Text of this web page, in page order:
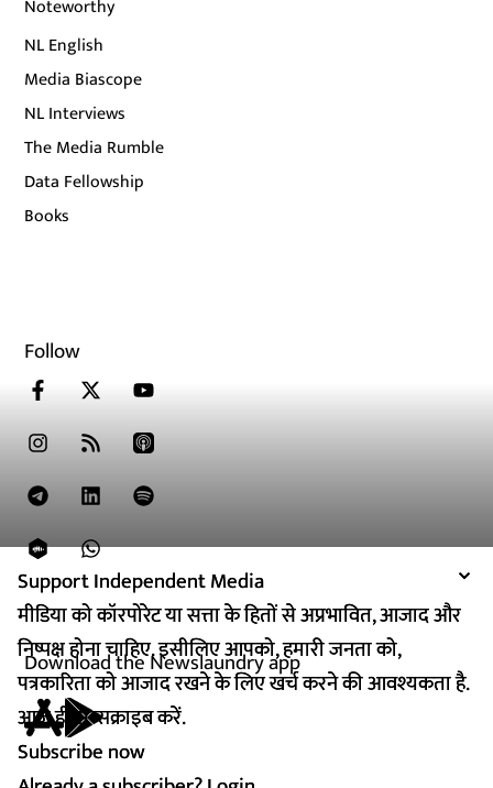
Support Independent Media
मीडिया को कॉरपोरेट या सत्ता के हितों से अप्रभावित, आजाद और
निष्पक्ष होना चाहिए. इसीलिए आपको, हमारी जनता को,
पत्रकारिता को आजाद रखने के लिए खर्च करने की आवश्यकता है.
आज ही सब्सक्राइब करें.
Subscribe now
Support Independent Media
मीडिया को कॉरपोरेट या सत्ता के हितों से अप्रभावित, आजाद और
निष्पक्ष होना चाहिए. इसीलिए आपको, हमारी जनता को,
पत्रकारिता को आजाद रखने के लिए खर्च करने की आवश्यकता है.
आज ही सब्सक्राइब करें.
Subscribe now
Noteworthy
NL English
Media Biascope
NL Interviews
The Media Rumble
Data Fellowship
Books
Follow
Download the Newslaundry app